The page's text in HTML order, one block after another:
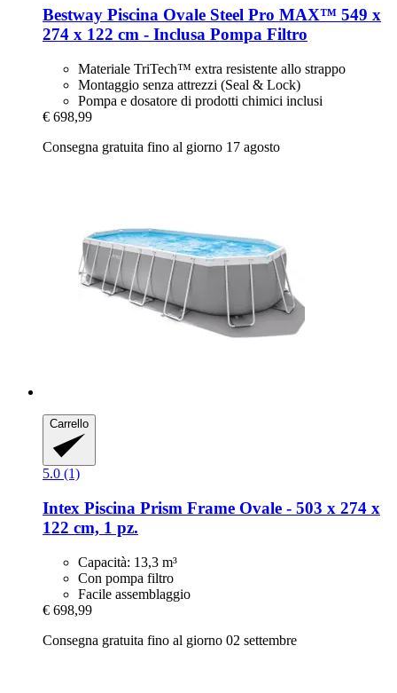
Bestway Piscina Ovale Steel Pro MAX™ 549 x
274 x 122 cm -​ Inclusa Pompa Filtro
Materiale TriTech™ extra resistente allo strappo
Montaggio senza attrezzi (Seal & Lock)
Pompa e dosatore di prodotti chimici inclusi
€ 698,99
Consegna gratuita fino al giorno 17 agosto
Carrello
5.0 (1)
Intex Piscina Prism Frame Ovale -​ 503 x 274 x
122 cm, 1 pz.
Capacità: 13,3 m³
Con pompa filtro
Facile assemblaggio
€ 698,99
Consegna gratuita fino al giorno 02 settembre